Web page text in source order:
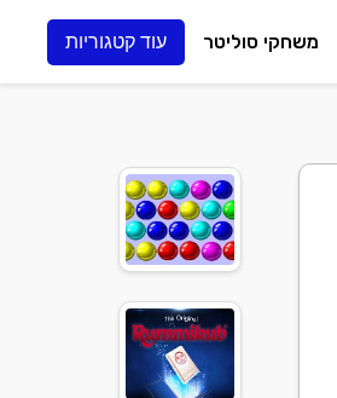
משחקי סוליטר עוד קטגוריות